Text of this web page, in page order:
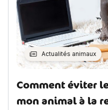
Actualités animaux
Comment éviter
mon animal à la